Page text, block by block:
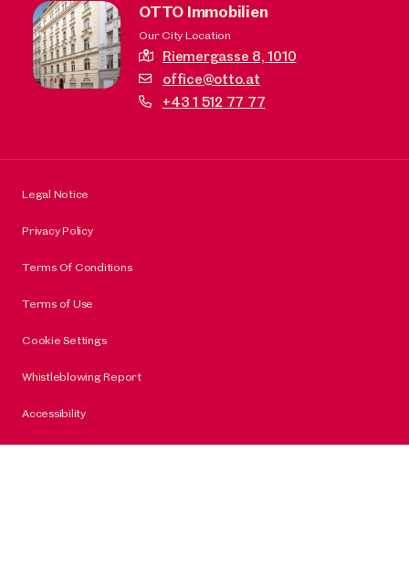
OTTO Immobilien
Our City Location
Riemergasse 8,1010
office@otto.at
+43 1 512 77 77
Legal Notice
Privacy Policy
Terms Of Conditions
Terms of Use
Cookie Settings
Whistleblowing Report
Accessibility